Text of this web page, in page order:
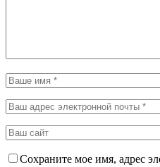
Сохраните мое имя, адрес